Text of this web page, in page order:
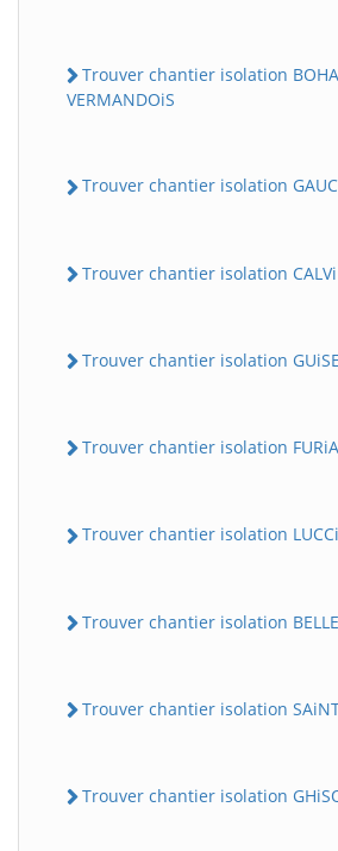
Trouver chantier isolation
VERMANDOiS
Trouver chantier isolation
Trouver chantier isolation CALVi
Trouver chantier isolation GUiSE
Trouver chantier isolation
Trouver chantier isolation
Trouver chantier isolation
Trouver chantier isolation
Trouver chantier isolation